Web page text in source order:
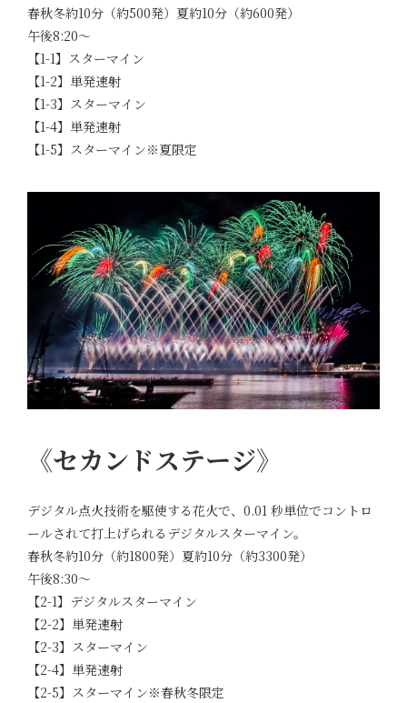
春秋冬約10分（約500発）夏約10分（約600発）
午後8:20～
【1-1】スターマイン
【1-2】単発速射
【1-3】スターマイン
【1-4】単発速射
【1-5】スターマイン※夏限定
《セカンドステージ》
デジタル点火技術を駆使する花火で、0.01 秒単位でコントロ
ールされて打上げられるデジタルスターマイン。
春秋冬約10分（約1800発）夏約10分（約3300発）
午後8:30～
【2-1】デジタルスターマイン
【2-2】単発速射
【2-3】スターマイン
【2-4】単発速射
【2-5】スターマイン※春秋冬限定